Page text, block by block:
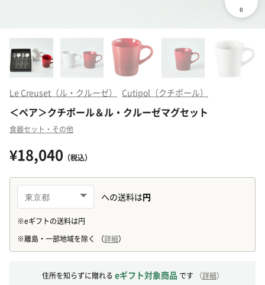
Le Creuset（ル・クルーゼ） Cutipol（クチポール）
＜ペア＞クチポール＆ル・クルーゼマグセット
食器セット・その他
¥18,040 （税込）
住所を知らずに贈れる eギフト対象商品 です （詳細）